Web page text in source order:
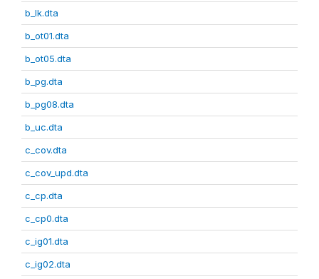
b_lk.dta
b_ot01.dta
b_ot05.dta
b_pg.dta
b_pg08.dta
b_uc.dta
c_cov.dta
c_cov_upd.dta
c_cp.dta
c_cp0.dta
c_ig01.dta
c_ig02.dta